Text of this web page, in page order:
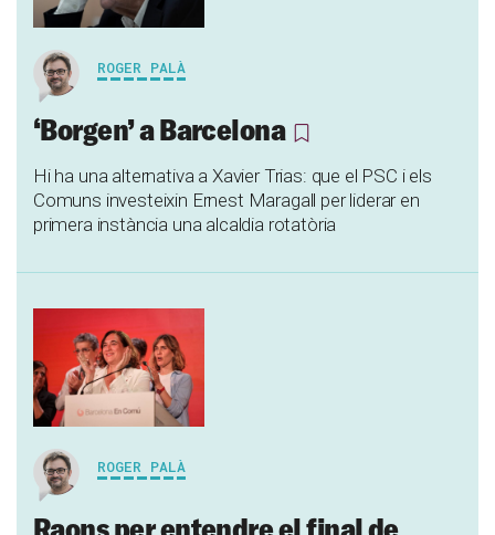
ROGER PALÀ
‘Borgen’ a Barcelona
Hi ha una alternativa a Xavier Trias: que el PSC i els
Comuns investeixin Ernest Maragall per liderar en
primera instància una alcaldia rotatòria
ROGER PALÀ